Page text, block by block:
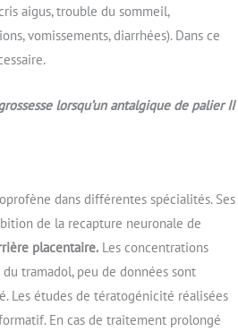
aigus, trouble du sommeil,
vomissements, diarrhées). Dans ce
lorsqu’un antalgique de palier II
dans différentes spécialités. Ses
de la recapture neuronale de
placentaire. Les concentrations
tramadol, peu de données sont
Les études de tératogénicité réalisées
En cas de traitement prolongé